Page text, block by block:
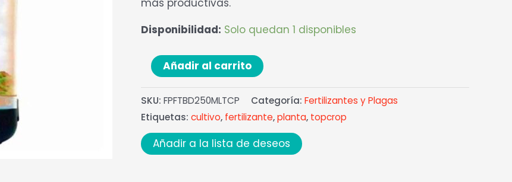
Disponibilidad: Solo quedan 1 disponibles
Añadir al carrito
SKU: FPFTBD250MLTCP Categoría: Fertilizantes y Plagas
Etiquetas: cultivo, fertilizante,planta, topcrop
Añadir a la lista de deseos